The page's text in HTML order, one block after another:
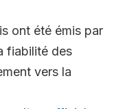
ont été émis par
fiabilité des
vers la